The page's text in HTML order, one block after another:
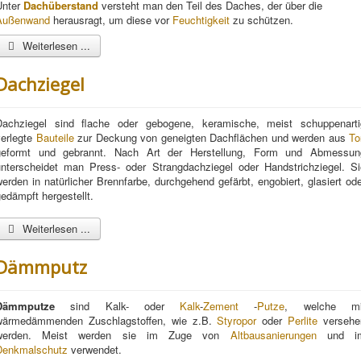
Dachüberstand versteht man den Teil des Daches, der über die
herausragt, um diese vor Feuchtigkeit zu schützen.
Weiterlesen ...
sind flache oder gebogene, keramische, meist
Bauteilezur Deckung von geneigten Dachflächen und werden aus
und gebrannt. Nach Art der Herstellung, Form und
man Press- oder Strangdachziegel oder Handstrichziegel.
in natürlicher Brennfarbe, durchgehend gefärbt, engobiert, glasiert
hergestellt.
Weiterlesen ...
e sind Kalk- oder Kalk-Zement -Putze, welche
Zuschlagstoffen, wie z.B.Styroporoder Perlite
Meist werden sie im Zuge von Altbausanierungenund
verwendet.